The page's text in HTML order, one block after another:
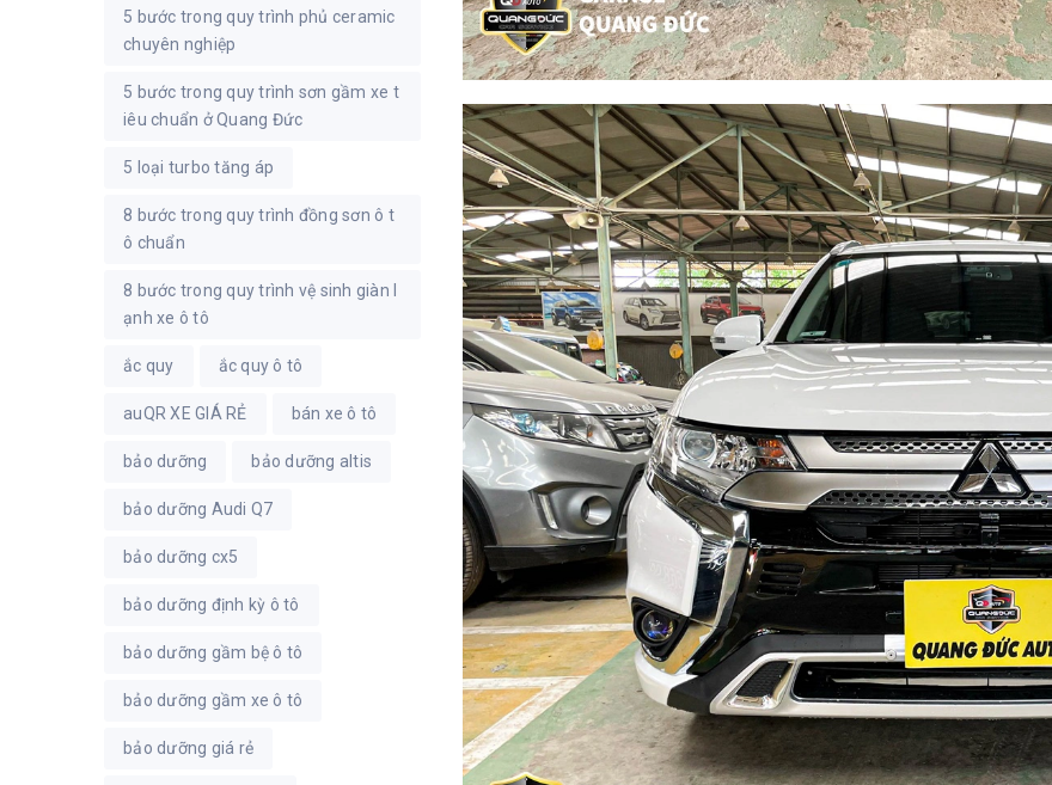
5 bước trong quy trình phủ ceramic
chuyên nghiệp
5 bước trong quy trình sơn gầm xe t
iêu chuẩn ở Quang Đức
5 loại turbo tăng áp
8 bước trong quy trình đồng sơn ô t
ô chuẩn
8 bước trong quy trình vệ sinh giàn l
ạnh xe ô tô
ắc quy ắc quy ô tô
auQR XE GIÁ RẺ bán xe ô tô
bảo dưỡng bảo dưỡng altis
bảo dưỡng Audi Q7
bảo dưỡng cx5
bảo dưỡng định kỳ ô tô
bảo dưỡng gầm bệ ô tô
bảo dưỡng gầm xe ô tô
bảo dưỡng giá rẻ